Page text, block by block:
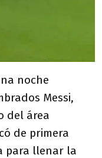
noche
Messi,
del área
de primera
para llenar la